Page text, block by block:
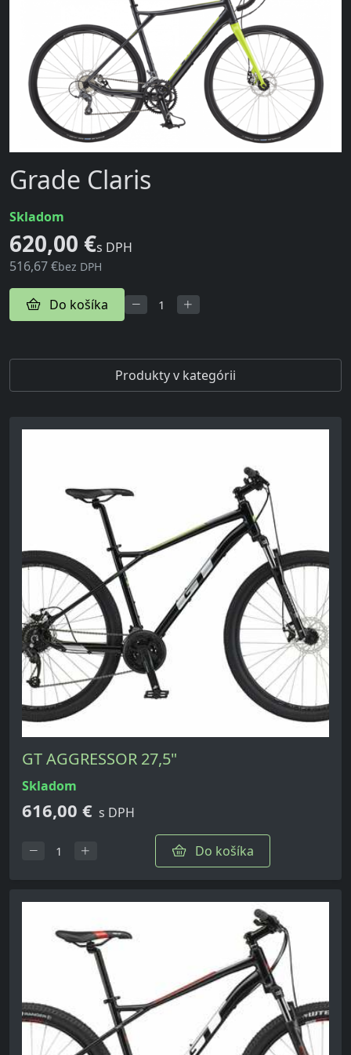
Grade Claris
skladom
620,00 €s DPH
516,67 €bez DPH
Do košíka
Produkty v kategórii
GT AGGRESSOR 27,5"
skladom
616,00 € s DPH
Do košíka